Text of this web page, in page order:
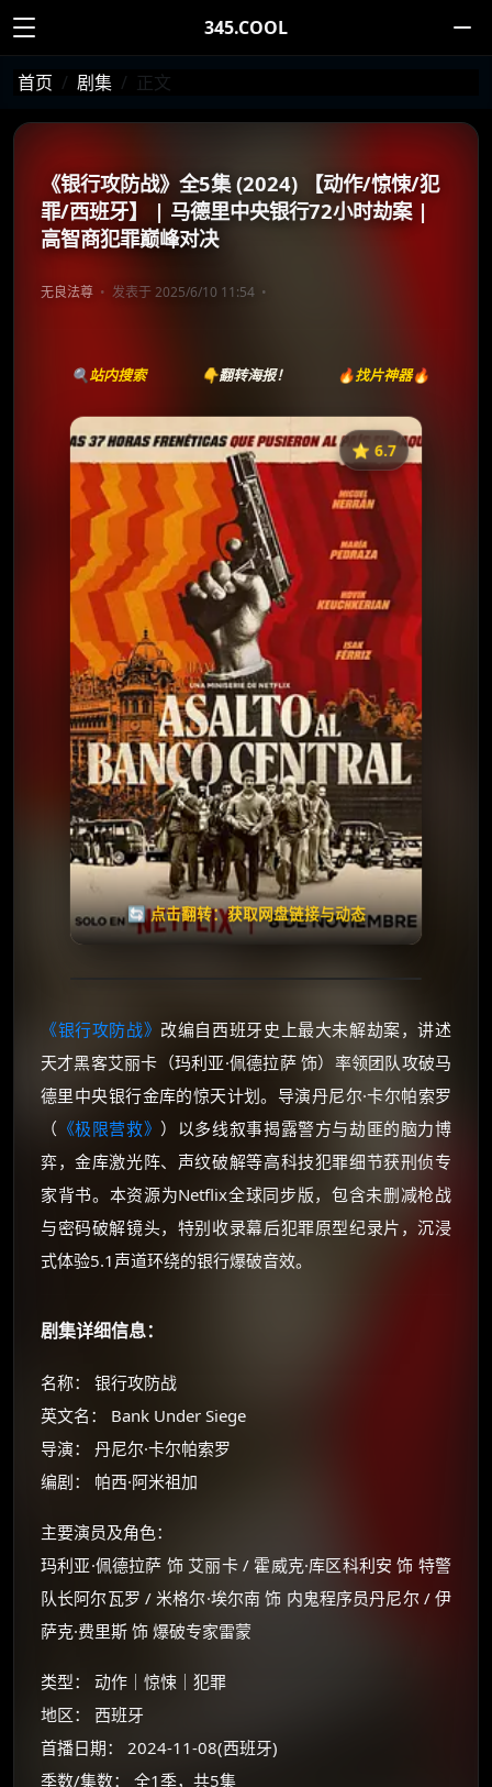
345.COOL
首页 剧集 正文
《银行攻防战》全5集 (2024) 【动作/惊悚/犯
罪/西班牙】 | 马德里中央银行72小时劫案 |
高智商犯罪巅峰对决
无良法尊 发表于 2025/6/10 11:54
🔍站内搜索 👇翻转海报！ 🔥找片神器🔥
⭐️ 6.7
🔄 点击翻转：获取网盘链接与动态
《银行攻防战》
⭐
收藏
⭐️ 评分：6.7 | 🎬 2024年
✅ 已完结
夸克网盘
失效请反馈
🧧️
天天领红包
《银行攻防战》 改编自西班牙史上最大未解劫案，讲述
天才黑客艾丽卡（玛利亚·佩德拉萨 饰）率领团队攻破马
德里中央银行金库的惊天计划。导演丹尼尔·卡尔帕索罗
（ 《极限营救》 ）以多线叙事揭露警方与劫匪的脑力博
弈，金库激光阵、声纹破解等高科技犯罪细节获刑侦专
家背书。本资源为Netflix全球同步版，包含未删减枪战
与密码破解镜头，特别收录幕后犯罪原型纪录片，沉浸
式体验5.1声道环绕的银行爆破音效。
剧集详细信息：
名称： 银行攻防战
英文名： Bank Under Siege
导演： 丹尼尔·卡尔帕索罗
编剧： 帕西·阿米祖加
主要演员及角色：
玛利亚·佩德拉萨 饰 艾丽卡 / 霍威克·库区科利安 饰 特警
队长阿尔瓦罗 / 米格尔·埃尔南 饰 内鬼程序员丹尼尔 / 伊
萨克·费里斯 饰 爆破专家雷蒙
类型： 动作｜惊悚｜犯罪
地区： 西班牙
首播日期： 2024-11-08(西班牙)
季数/集数： 全1季，共5集